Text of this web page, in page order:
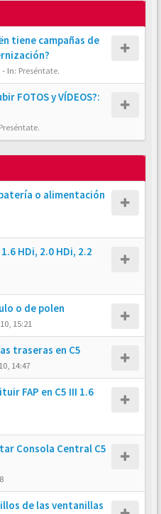
tiene campañas de
- In: Preséntate.
FOTOS y VÍDEOS?:
Preséntate.
o alimentación
HDi, 2.0 HDi, 2.2
o de polen
15:21
traseras en C5
14:47
FAP en C5 III 1.6
Consola Central C5
de las ventanillas